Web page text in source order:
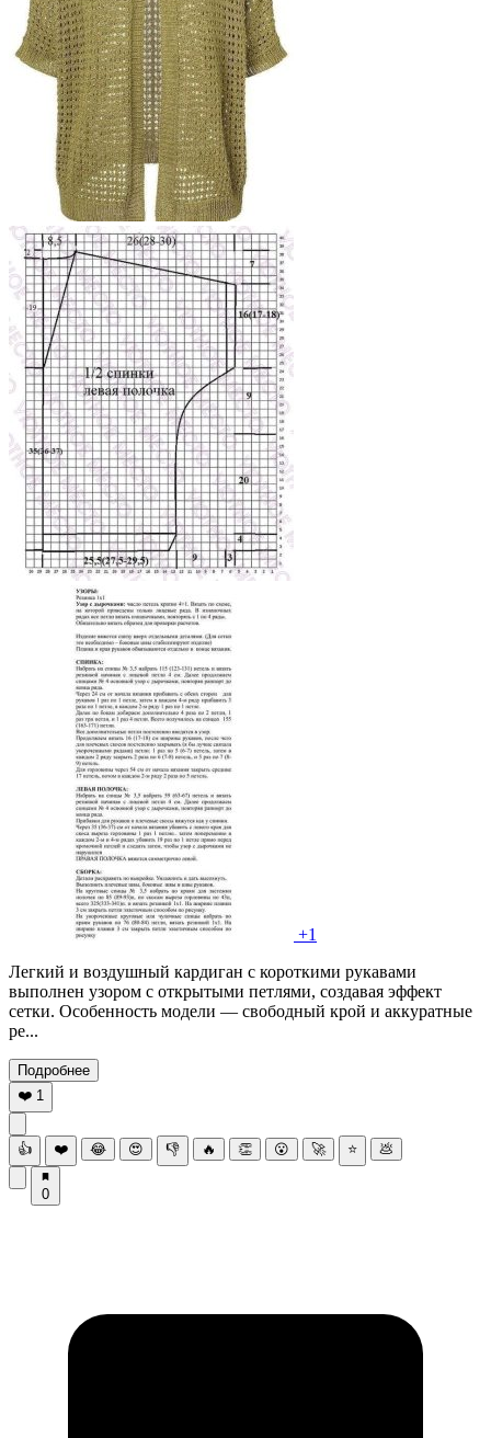
+1
Легкий и воздушный кардиган с короткими рукавами
выполнен узором с открытыми петлями, создавая эффект
сетки. Особенность модели — свободный крой и аккуратные
ре...
Подробнее
❤️ 1
👍 ❤️ 😂 😍 👎 🔥 👏 😮 🚀 ⭐ 💩
0